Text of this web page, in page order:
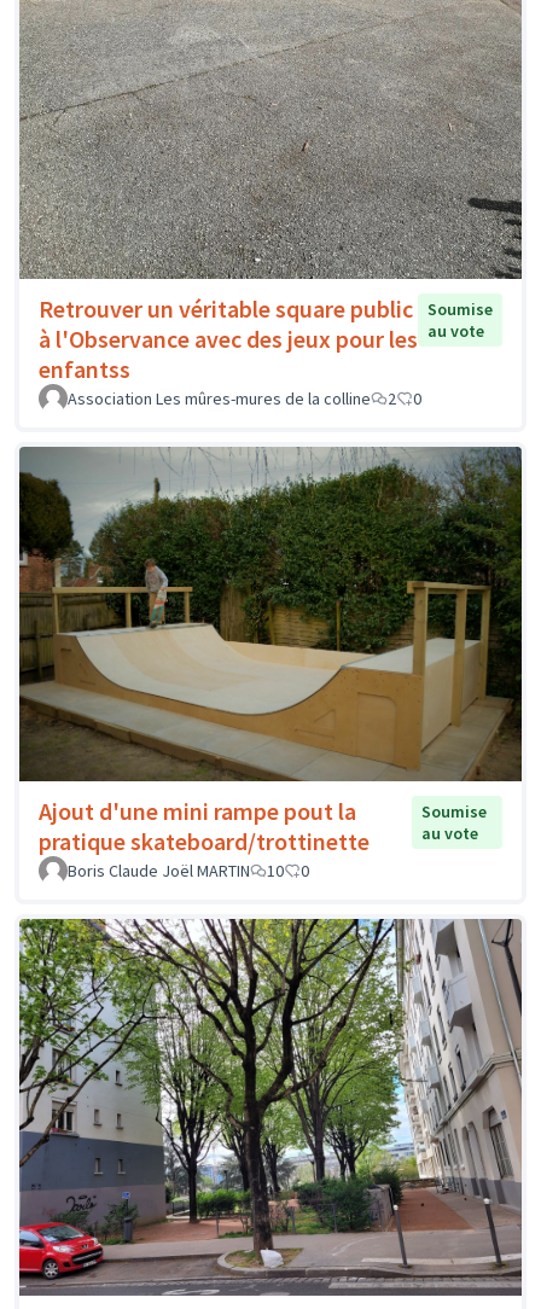
Retrouver un véritable square public
à l'Observance avec des jeux pour les
enfantss
Soumise
au vote
Association Les mûres-mures de la colline 2 0
Ajout d'une mini rampe pout la
pratique skateboard/trottinette
Soumise
au vote
Boris Claude Joël MARTIN
10 0